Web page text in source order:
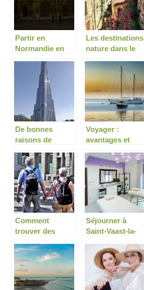
Partir en
Normandie en
cette destination
Les destinations
nature dans le
France
De bonnes
raisons de
famille à Dubaï
Voyager :
avantages et
Comment
trouver des
voyage?
Séjourner à
Saint-Vaast-la-